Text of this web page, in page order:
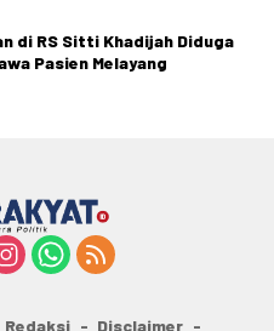
di RS Sitti Khadijah Diduga
Pasien Melayang
Redaksi Disclaimer